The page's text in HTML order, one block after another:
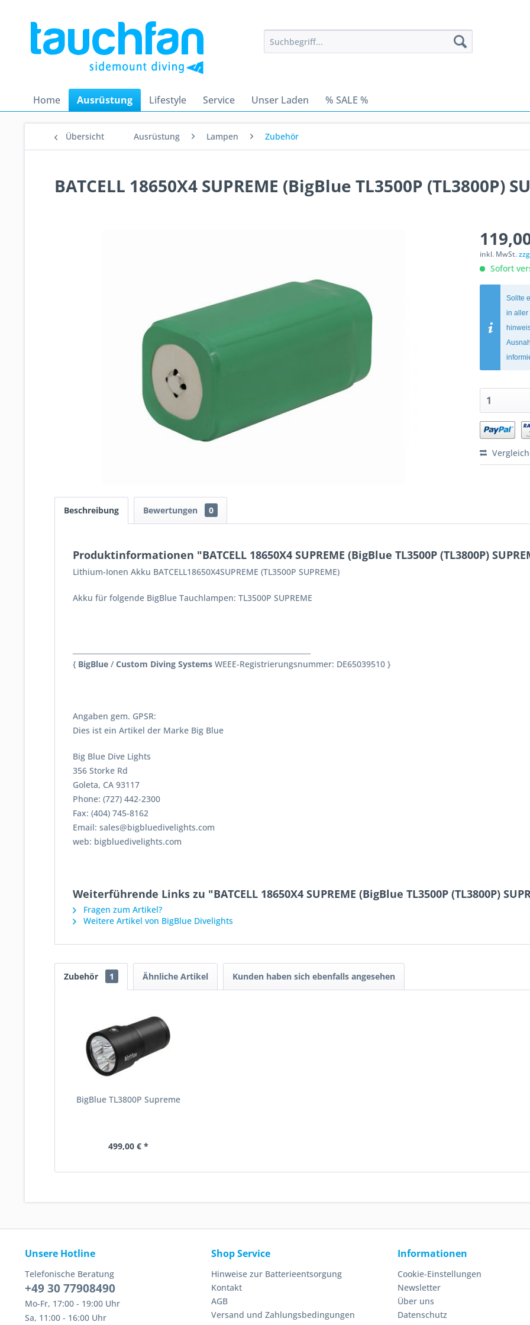
Home Ausrüstung Lifestyle Service Unser Laden % SALE %
Übersicht Ausrüstung Lampen Zubehör
BATCELL 18650X4 SUPREME (BigBlue TL3500P (TL3800P)
inkl. MwSt.
Sofort
Sollte
in aller
Beschreibung Bewertungen 0
Produktinformationen "BATCELL 18650X4 SUPREME (BigBlue TL3500P (TL3800P)
Lithium-Ionen Akku BATCELL18650X4SUPREME (TL3500P SUPREME)
Akku für folgende BigBlue Tauchlampen: TL3500P SUPREME
{ BigBlue / Custom Diving Systems WEEE-Registrierungsnummer: DE65039510 }
Angaben gem. GPSR:
Dies ist ein Artikel der Marke Big Blue
Big Blue Dive Lights
356 Storke Rd
Goleta, CA 93117
Phone: (727) 442-2300
Fax: (404) 745-8162
Email: sales@bigbluedivelights.com
web: bigbluedivelights.com
Weiterführende Links zu "BATCELL 18650X4 SUPREME (BigBlue TL3500P (TL3800P)
Fragen zum Artikel?
Weitere Artikel von BigBlue Divelights
Zubehör 1 Ähnliche Artikel Kunden haben sich ebenfalls angesehen
BigBlue TL3800P Supreme
499,00 € *
Unsere Hotline
Telefonische Beratung
+49 30 77908490
Mo-Fr, 17:00 - 19:00 Uhr
Sa, 11:00 - 16:00 Uhr
Shop Service
Hinweise zur Batterieentsorgung
Kontakt
AGB
Versand und Zahlungsbedingungen
Informationen
Cookie-Einstellungen
Newsletter
Über uns
Datenschutz